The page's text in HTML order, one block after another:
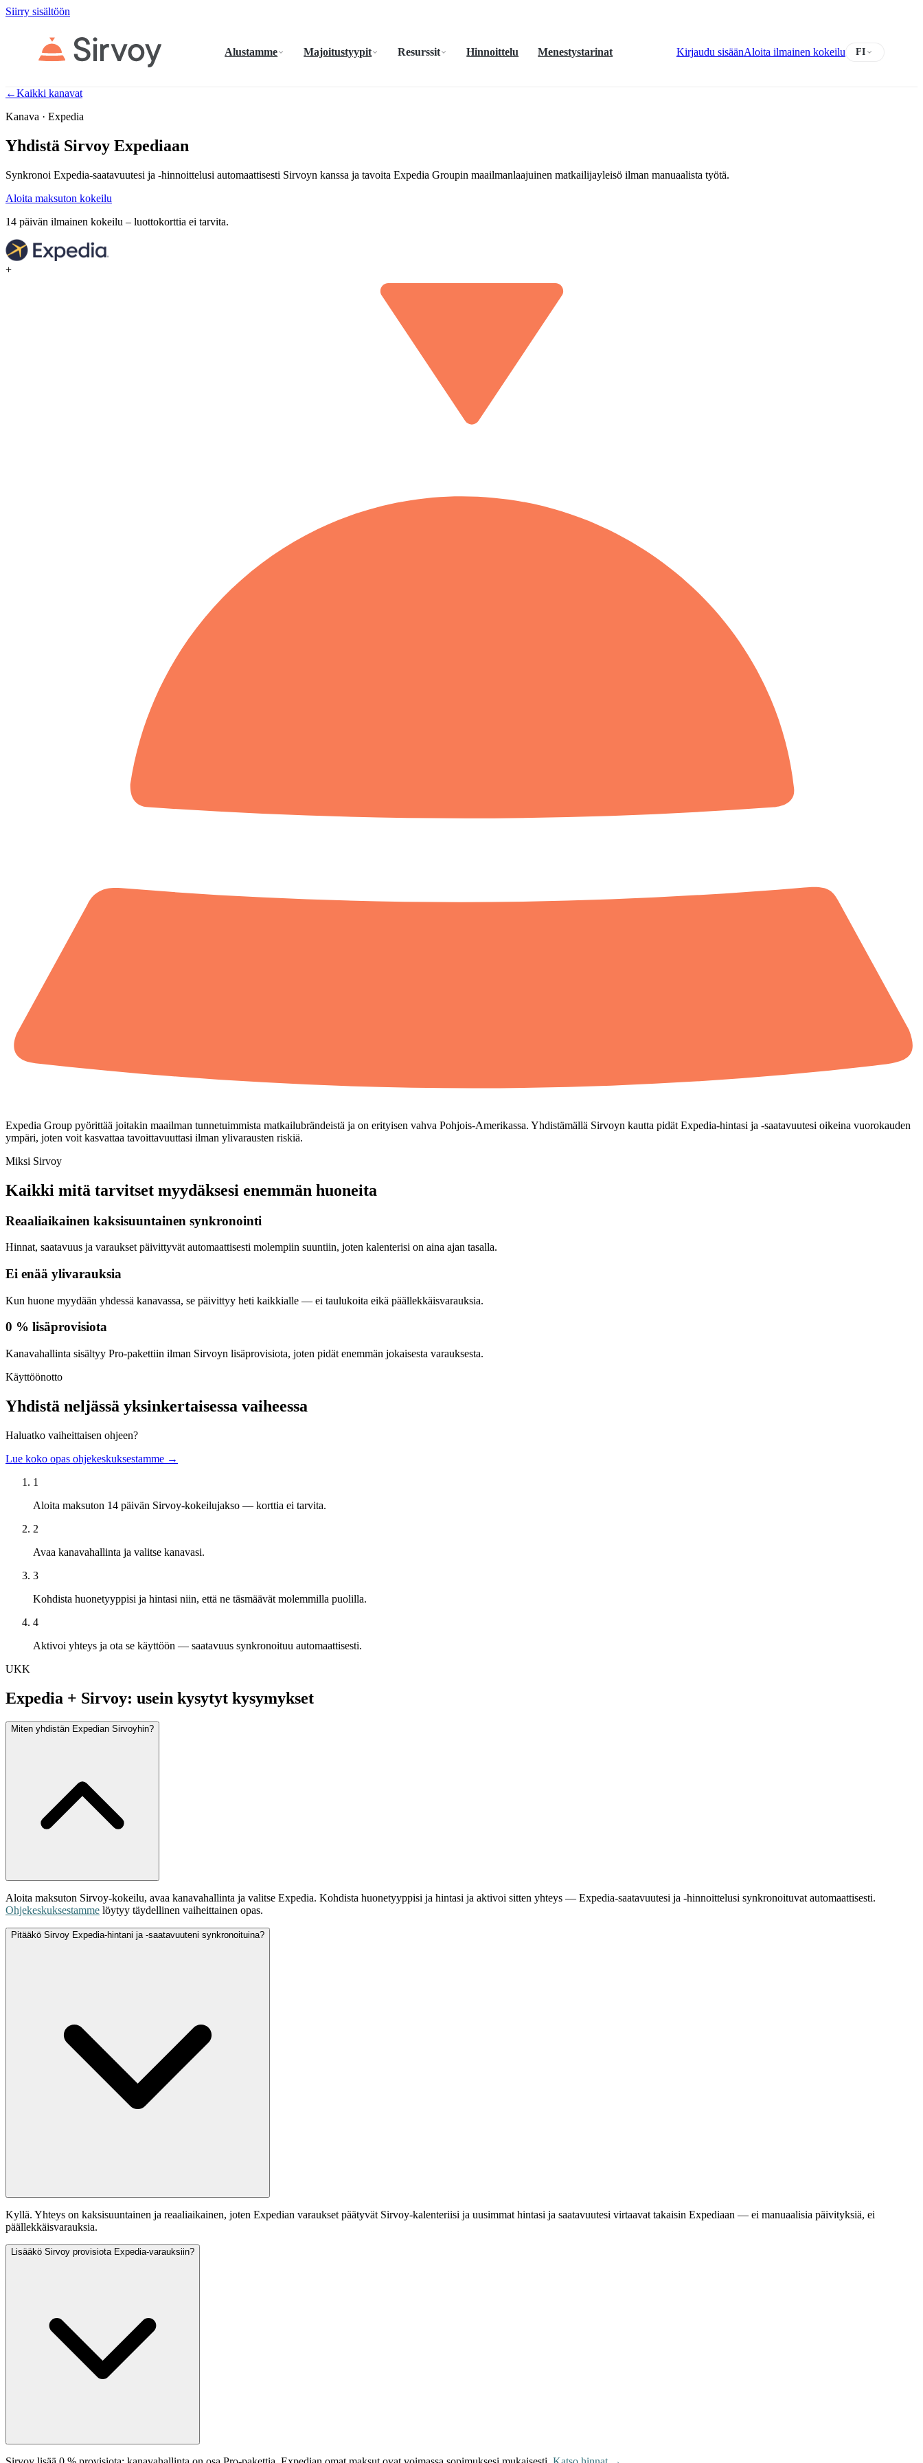
Siirry sisältöön
Alustamme Majoitustyypit Resurssit Hinnoittelu Menestystarinat Kirjaudu sisäänAloita ilmainen kokeilu FI
←Kaikki kanavat
Kanava · Expedia
Yhdistä Sirvoy Expediaan
Synkronoi Expedia-saatavuutesi ja -hinnoittelusi automaattisesti Sirvoyn kanssa ja tavoita Expedia Groupin maailmanlaajuinen matkailijayleisö ilman manuaalista työtä.
Aloita maksuton kokeilu
14 päivän ilmainen kokeilu – luottokorttia ei tarvita.
+
Expedia Group pyörittää joitakin maailman tunnetuimmista matkailubrändeistä ja on erityisen vahva Pohjois-Amerikassa. Yhdistämällä Sirvoyn kautta pidät Expedia-hintasi ja -saatavuutesi oikeina vuorokauden
ympäri, joten voit kasvattaa tavoittavuuttasi ilman ylivarausten riskiä.
Miksi Sirvoy
Kaikki mitä tarvitset myydäksesi enemmän huoneita
Reaaliaikainen kaksisuuntainen synkronointi
Hinnat, saatavuus ja varaukset päivittyvät automaattisesti molempiin suuntiin, joten kalenterisi on aina ajan tasalla.
Ei enää ylivarauksia
Kun huone myydään yhdessä kanavassa, se päivittyy heti kaikkialle — ei taulukoita eikä päällekkäisvarauksia.
0 % lisäprovisiota
Kanavahallinta sisältyy Pro-pakettiin ilman Sirvoyn lisäprovisiota, joten pidät enemmän jokaisesta varauksesta.
Käyttöönotto
Yhdistä neljässä yksinkertaisessa vaiheessa
Haluatko vaiheittaisen ohjeen?
Lue koko opas ohjekeskuksestamme →
1
Aloita maksuton 14 päivän Sirvoy-kokeilujakso — korttia ei tarvita.
2
Avaa kanavahallinta ja valitse kanavasi.
3
Kohdista huonetyyppisi ja hintasi niin, että ne täsmäävät molemmilla puolilla.
4
Aktivoi yhteys ja ota se käyttöön — saatavuus synkronoituu automaattisesti.
UKK
Expedia + Sirvoy: usein kysytyt kysymykset
Miten yhdistän Expedian Sirvoyhin?
Aloita maksuton Sirvoy-kokeilu, avaa kanavahallinta ja valitse Expedia. Kohdista huonetyyppisi ja hintasi ja aktivoi sitten yhteys — Expedia-saatavuutesi ja -hinnoittelusi synkronoituvat automaattisesti.
Ohjekeskuksestamme löytyy täydellinen vaiheittainen opas.
Pitääkö Sirvoy Expedia-hintani ja -saatavuuteni synkronoituina?
Kyllä. Yhteys on kaksisuuntainen ja reaaliaikainen, joten Expedian varaukset päätyvät Sirvoy-kalenteriisi ja uusimmat hintasi ja saatavuutesi virtaavat takaisin Expediaan — ei manuaalisia päivityksiä, ei
päällekkäisvarauksia.
Lisääkö Sirvoy provisiota Expedia-varauksiin?